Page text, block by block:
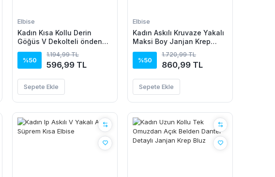
Elbise
Kadın Kısa Kollu Derin
Göğüs V Dekolteli önden
Düğmeli Leopar Desenli
Kısa Süprem Elbise
%50
1.194,99 TL
596,99 TL
Sepete Ekle
Elbise
Kadın Askılı Kruvaze Yakalı
Maksi Boy Janjan Krep
Elbise
%50
1.720,99 TL
860,99 TL
Sepete Ekle